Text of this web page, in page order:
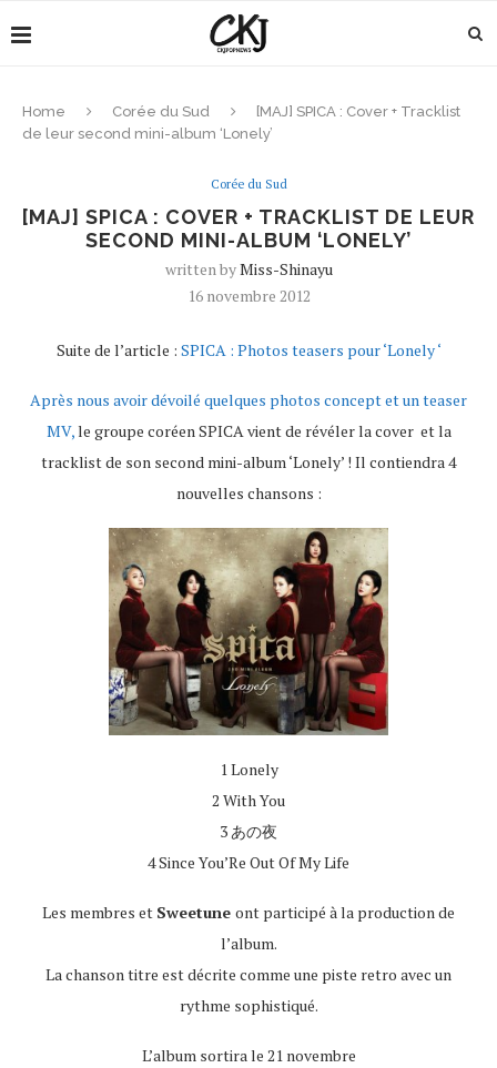
Home Corée du Sud
[MAJ] SPICA : Cover + Tracklist
de leur second mini-album ‘Lonely’
Corée du Sud
[MAJ] SPICA : COVER + TRACKLIST DE LEUR
SECOND MINI-ALBUM ‘LONELY’
written byMiss-Shinayu
16 novembre 2012
Suite de l’article : SPICA : Photos teasers pour ‘Lonely ‘
Après nous avoir dévoilé quelques photos conceptet un teaser
MV,le groupe coréen SPICA vient de révéler la cover et la
tracklist de son second mini-album ‘Lonely’ ! Il contiendra 4
nouvelles chansons :
1 Lonely
2 With You
3 あの夜
4 Since You’Re Out Of My Life
Les membres et Sweetune ont participé à la production de
l’album.
La chanson titre est décrite comme une piste retro avec un
rythme sophistiqué.
L’album sortira le 21 novembre